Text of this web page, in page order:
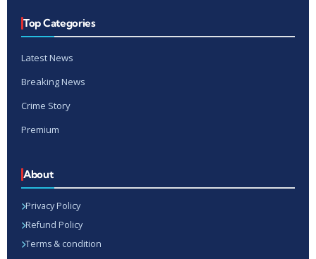
Top Categories
Latest News
Breaking News
Crime Story
Premium
About
Privacy Policy
Refund Policy
Terms & condition